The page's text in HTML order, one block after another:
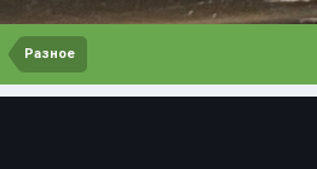
Разное